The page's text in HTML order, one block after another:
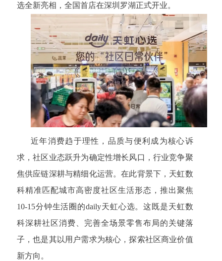
选全新亮相，全国首店在深圳罗湖正式开业。
近年消费趋于理性，品质与便利成为核心诉
求，社区业态跃升为确定性增长风口，行业竞争聚
焦供应链深耕与精细化运营。在此背景下，天虹数
科精准匹配城市高密度社区生活形态，推出聚焦
10-15分钟生活圈的daily天虹心选。这既是天虹数
科深耕社区消费、完善全场景零售布局的关键落
子，也是其以用户需求为核心，探索社区商业价值
新方向。